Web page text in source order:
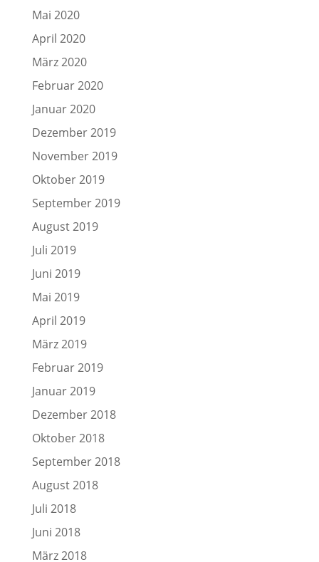
Mai 2020
April 2020
März 2020
Februar 2020
Januar 2020
Dezember 2019
November 2019
Oktober 2019
September 2019
August 2019
Juli 2019
Juni 2019
Mai 2019
April 2019
März 2019
Februar 2019
Januar 2019
Dezember 2018
Oktober 2018
September 2018
August 2018
Juli 2018
Juni 2018
März 2018